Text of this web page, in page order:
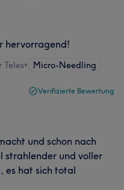
hervorragend!
Teles• Micro-Needling
Verifizierte Bewertung
und schon nach
strahlender und voller
es hat sich total